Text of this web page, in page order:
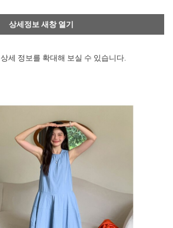
상세정보 새창 열기
상세 정보를 확대해 보실 수 있습니다.